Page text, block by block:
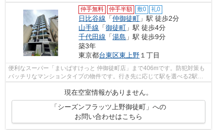
仲手無料 仲手半額 敷0 礼0
日比谷線 「仲御徒町 」駅 徒歩2分
山手線 「御徒町 」駅 徒歩4分
千代田線 「湯島 」駅 徒歩9分
築3年
東京都台東区東上野１丁目
便利なスーパー「まいばすけっと 仲御徒町店」まで406mです。防犯対策も
バッチリなマンションタイプの物件です。行き先に応じて駅を選べる2駅利
現在空室情報がありません。
「シーズンフラッツ上野御徒町」への
お問い合わせはこちら